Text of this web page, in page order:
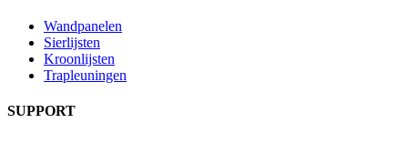
Wandpanelen
Sierlijsten
Kroonlijsten
Trapleuningen
SUPPORT